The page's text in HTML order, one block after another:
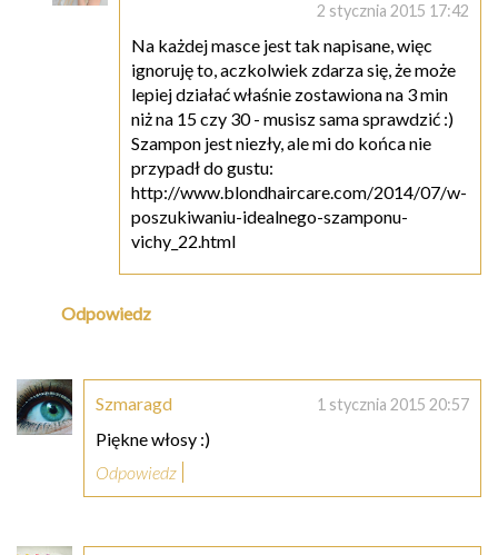
2 stycznia 2015 17:42
Na każdej masce jest tak napisane, więc
ignoruję to, aczkolwiek zdarza się, że może
lepiej działać właśnie zostawiona na 3 min
niż na 15 czy 30 - musisz sama sprawdzić :)
Szampon jest niezły, ale mi do końca nie
przypadł do gustu:
http://www.blondhaircare.com/2014/07/w-
poszukiwaniu-idealnego-szamponu-
vichy_22.html
Odpowiedz
Szmaragd 1 stycznia 2015 20:57
Piękne włosy :)
Odpowiedz